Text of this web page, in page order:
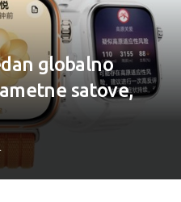
globalno
satove,